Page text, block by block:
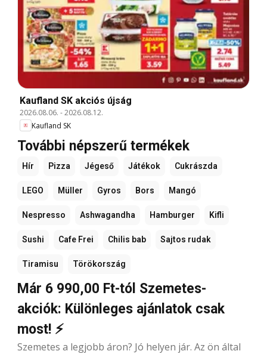
Kaufland SK akciós újság
2026.08.06. -2026.08.12.
Kaufland SK
További népszerű termékek
Hír Pizza Jégeső Játékok Cukrászda
LEGO Müller Gyros Bors Mangó
Nespresso Ashwagandha Hamburger Kifli
Sushi Cafe Frei Chilis bab Sajtos rudak
Tiramisu Törökország
Már 6 990,00 Ft-tól Szemetes-
akciók: Különleges ajánlatok csak
most! ⚡
Szemetes a legjobb áron? Jó helyen jár. Az ön által